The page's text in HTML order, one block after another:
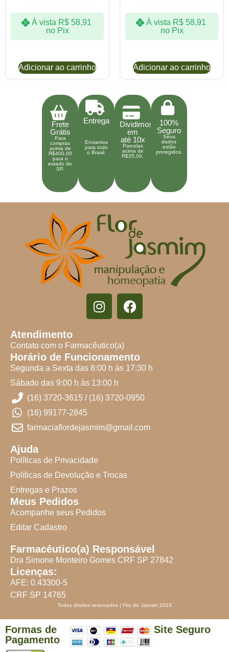
À vista R$58,91
no Pix
Adicionar ao carrinho
À vista R$58,91
no Pix
Adicionar ao carrinho
Frete
Grátis
Para
compras
acima de
R$400,00
para o
estado de
SP.
Entrega
Enviamos
para todo
o Brasil.
Dividimos
em
até 10x
Parcelas
acima de
R$35,00.
100%
Seguro
Seus
dados
estão
protegidos.
Atendimento
Contato com o Farmacêutico(a)
Horário de Funcionamento
Segunda a Sexta das 8:00 h às 17:30 h
Sábado das 9:00 h às 13:00 h
(16) 3720-3615 / (16) 3720-0950
(16) 99177-2845
farmaciaflordejasmim@gmail.com
Ajuda
Políticas de Privacidade
Políticas de Devolução e Trocas
Entregas e Prazos
Meus Pedidos
Acompanhe seus Pedidos
Editar Cadastro
Farmacêutico(a) Responsável
Dra Simone Monteiro Gomes CRF SP 27842
Licenças:
AFE: 0.43300-5
CRF SP 14765
Todos direitos reservados | Flor de Jasmim 2023
Formas de
Pagamento
Site Seguro